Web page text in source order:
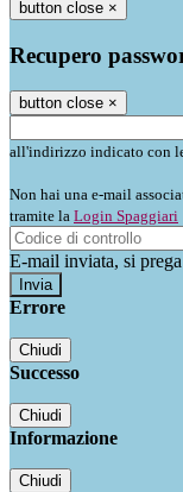
button close ×
Recupero
button close ×
all'indirizzo indicato con
Non hai una e-mail
tramite la Login Spaggiari
E-mail inviata, si
Errore
Chiudi
Successo
Chiudi
Informazione
Chiudi